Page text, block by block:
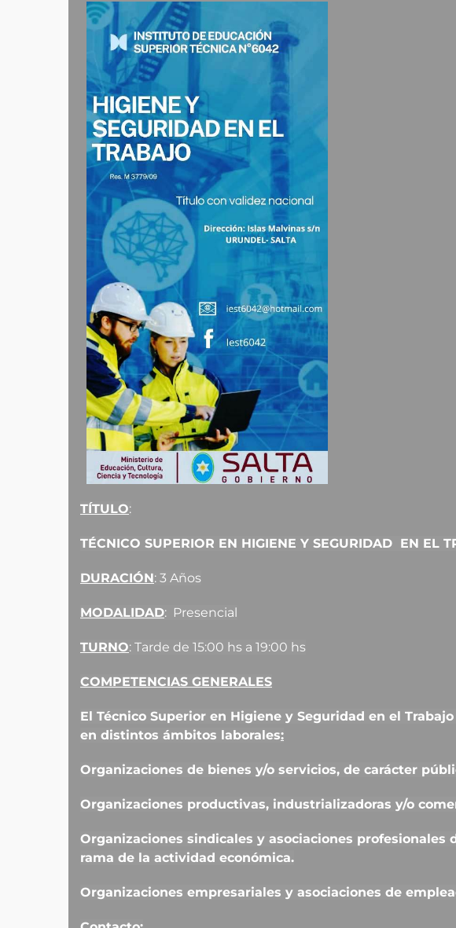
TÍTULO:
TÉCNICO SUPERIOR EN HIGIENE Y SEGURIDAD EN EL
DURACIÓN: 3 Años
MODALIDAD: Presencial
TURNO: Tarde de 15:00 hs a 19:00 hs
COMPETENCIAS GENERALES
El Técnico Superior en Higiene y Seguridad en el
en distintos ámbitos laborales:
Organizaciones de bienes y/o servicios, de carácter
Organizaciones productivas, industrializadoras y/o
Organizaciones sindicales y asociaciones profesionales
rama de la actividad económica.
Organizaciones empresariales y asociaciones de